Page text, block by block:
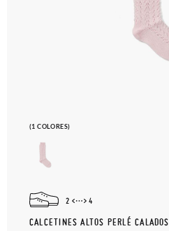
(1 COLORES)
2 4
CALCETINES ALTOS PERLÉ CALADOS